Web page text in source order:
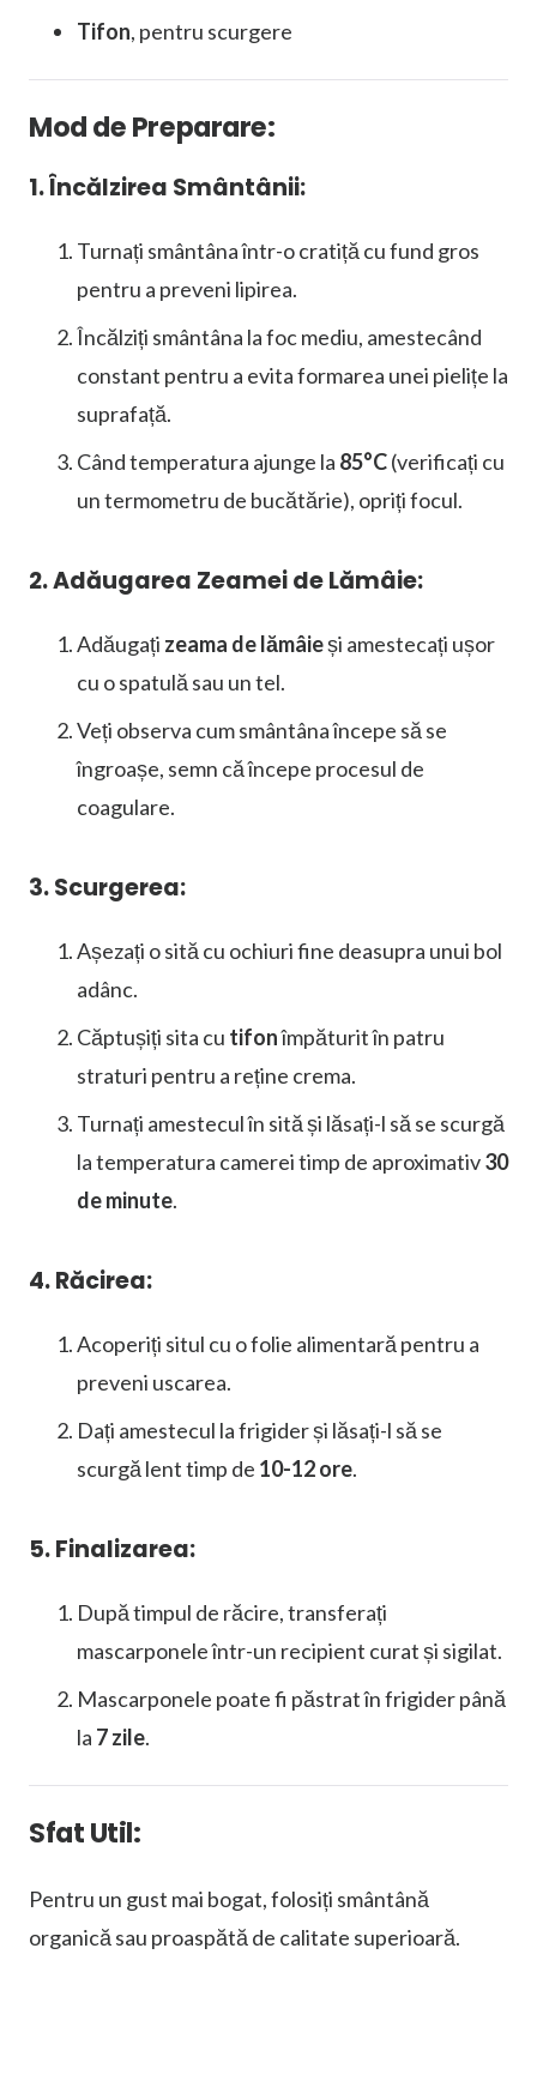
Tifon, pentru scurgere
Mod de Preparare:
1. Încălzirea Smântânii:
Turnați smântâna într-o cratiță cu fund gros
pentru a preveni lipirea.
Încălziți smântâna la foc mediu, amestecând
constant pentru a evita formarea unei pielițe la
suprafață.
Când temperatura ajunge la 85°C(verificați cu
un termometru de bucătărie), opriți focul.
2. Adăugarea Zeamei de Lămâie:
Adăugați zeama de lămâieși amestecați ușor
cu o spatulă sau un tel.
Veți observa cum smântâna începe să se
îngroașe, semn că începe procesul de
coagulare.
3. Scurgerea:
Așezați o sită cu ochiuri fine deasupra unui bol
adânc.
Căptușiți sita cu tifonîmpăturit în patru
straturi pentru a reține crema.
Turnați amestecul în sită și lăsați-l să se scurgă
la temperatura camerei timp de aproximativ30
de minute.
4. Răcirea:
Acoperiți situl cu o folie alimentară pentru a
preveni uscarea.
Dați amestecul la frigider și lăsați-l să se
scurgă lent timp de 10-12 ore.
5. Finalizarea:
După timpul de răcire, transferați
mascarponele într-un recipient curat și sigilat.
Mascarponele poate fi păstrat în frigider până
la 7 zile.
Sfat Util:
Pentru un gust mai bogat, folosiți smântână
organică sau proaspătă de calitate superioară.